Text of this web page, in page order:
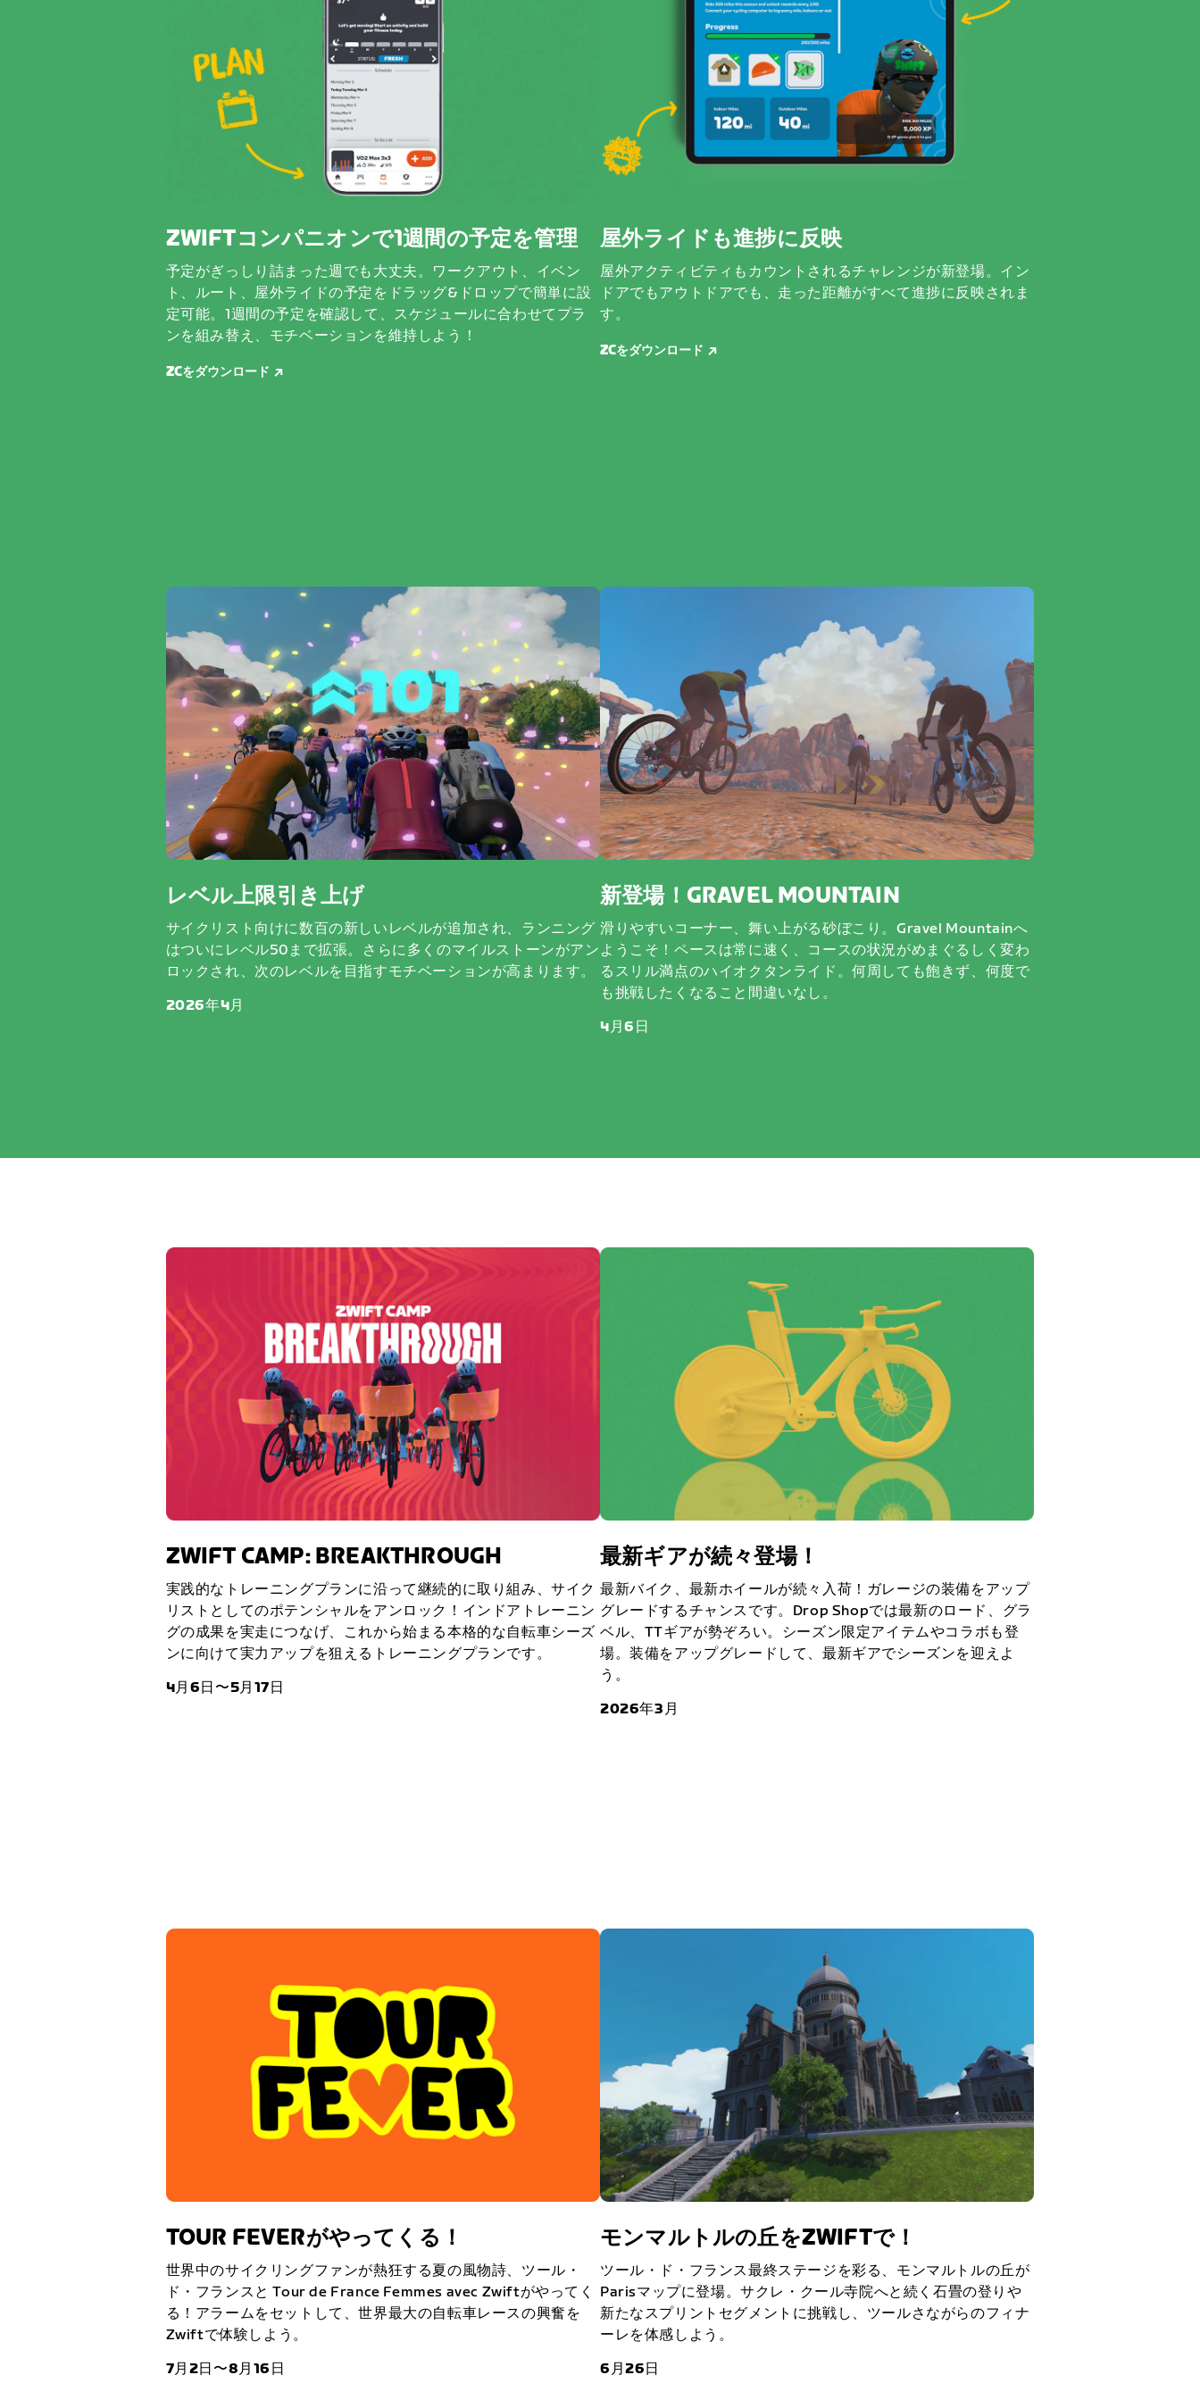
ZWIFTコンパニオンで1週間の予定を管理
予定がぎっしり詰まった週でも大丈夫。ワークアウト、イベン
ト、ルート、屋外ライドの予定をドラッグ&ドロップで簡単に設
定可能。1週間の予定を確認して、スケジュールに合わせてプラ
ンを組み替え、モチベーションを維持しよう！
ZCをダウンロード
屋外ライドも進捗に反映
屋外アクティビティもカウントされるチャレンジが新登場。イン
ドアでもアウトドアでも、走った距離がすべて進捗に反映されま
す。
ZCをダウンロード
レベル上限引き上げ
サイクリスト向けに数百の新しいレベルが追加され、ランニング
はついにレベル50まで拡張。さらに多くのマイルストーンがアン
ロックされ、次のレベルを目指すモチベーションが高まります。
2026年4月
新登場！GRAVEL MOUNTAIN
滑りやすいコーナー、舞い上がる砂ぼこり。Gravel Mountainへ
ようこそ！ペースは常に速く、コースの状況がめまぐるしく変わ
るスリル満点のハイオクタンライド。何周しても飽きず、何度で
も挑戦したくなること間違いなし。
4月6日
ZWIFT CAMP: BREAKTHROUGH
実践的なトレーニングプランに沿って継続的に取り組み、サイク
リストとしてのポテンシャルをアンロック！インドアトレーニン
グの成果を実走につなげ、これから始まる本格的な自転車シーズ
ンに向けて実力アップを狙えるトレーニングプランです。
4月6日〜5月17日
最新ギアが続々登場！
最新バイク、最新ホイールが続々入荷！ガレージの装備をアップ
グレードするチャンスです。Drop Shopでは最新のロード、グラ
ベル、TTギアが勢ぞろい。シーズン限定アイテムやコラボも登
場。装備をアップグレードして、最新ギアでシーズンを迎えよ
う。
2026年3月
TOUR FEVERがやってくる！
世界中のサイクリングファンが熱狂する夏の風物詩、ツール・
ド・フランスと Tour de France Femmes avec Zwiftがやってく
る！アラームをセットして、世界最大の自転車レースの興奮を
Zwiftで体験しよう。
7月2日〜8月16日
モンマルトルの丘をZWIFTで！
ツール・ド・フランス最終ステージを彩る、モンマルトルの丘が
Parisマップに登場。サクレ・クール寺院へと続く石畳の登りや
新たなスプリントセグメントに挑戦し、ツールさながらのフィナ
ーレを体感しよう。
6月26日